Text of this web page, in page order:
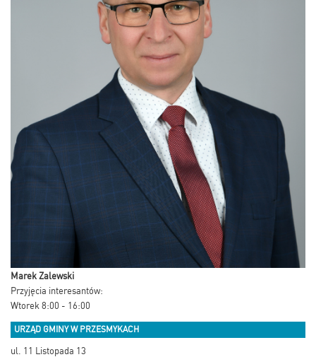
Marek Zalewski
Przyjęcia interesantów:
Wtorek 8:00 - 16:00
URZĄD GMINY W PRZESMYKACH
ul. 11 Listopada 13